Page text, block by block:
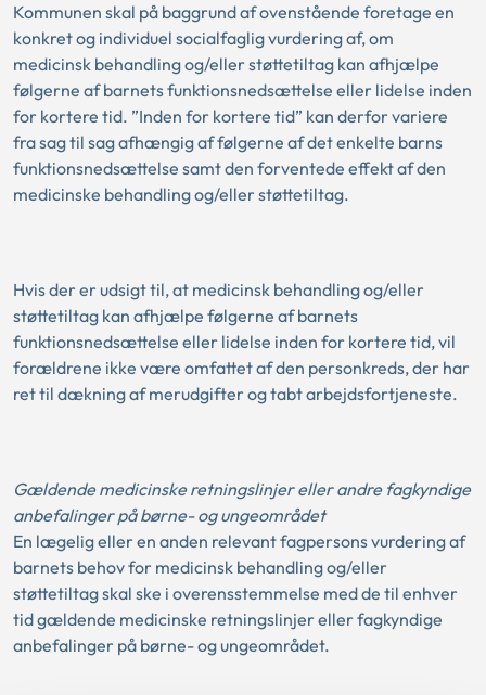
Kommunen skal på baggrund af ovenstående foretage en
konkret og individuel socialfaglig vurdering af, om
medicinsk behandling og/eller støttetiltag kan afhjælpe
følgerne af barnets funktionsnedsættelse eller lidelse inden
for kortere tid. ”Inden for kortere tid” kan derfor variere
fra sag til sag afhængig af følgerne af det enkelte barns
funktionsnedsættelse samt den forventede effekt af den
medicinske behandling og/eller støttetiltag.
Hvis der er udsigt til, at medicinsk behandling og/eller
støttetiltag kan afhjælpe følgerne af barnets
funktionsnedsættelse eller lidelse inden for kortere tid, vil
forældrene ikke være omfattet af den personkreds, der har
ret til dækning af merudgifter og tabt arbejdsfortjeneste.
Gældende medicinske retningslinjer eller andre fagkyndige
anbefalinger på børne- og ungeområdet
En lægelig eller en anden relevant fagpersons vurdering af
barnets behov for medicinsk behandling og/eller
støttetiltag skal ske i overensstemmelse med de til enhver
tid gældende medicinske retningslinjer eller fagkyndige
anbefalinger på børne- og ungeområdet.